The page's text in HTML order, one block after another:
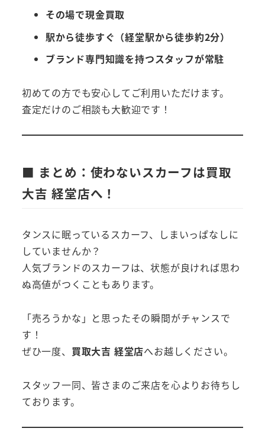
その場で現金買取
駅から徒歩すぐ（経堂駅から徒歩約2分）
ブランド専門知識を持つスタッフが常駐
初めての方でも安心してご利用いただけます。
査定だけのご相談も大歓迎です！
■ まとめ：使わないスカーフは買取
大吉 経堂店へ！
タンスに眠っているスカーフ、しまいっぱなしに
していませんか？
人気ブランドのスカーフは、状態が良ければ思わ
ぬ高値がつくこともあります。
「売ろうかな」と思ったその瞬間がチャンスで
す！
ぜひ一度、 買取大吉 経堂店へお越しください。
スタッフ一同、皆さまのご来店を心よりお待ちし
ております。